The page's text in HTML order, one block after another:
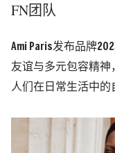
FN团队
Ami Paris发布品牌20
友谊与多元包容精
人们在日常生活中的